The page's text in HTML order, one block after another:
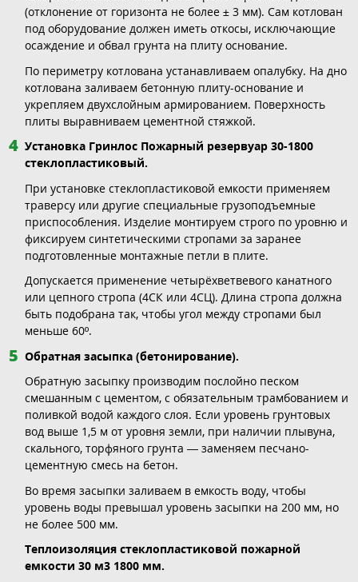
(отклонение от горизонта не более ± 3 мм). Сам котлован
под оборудование должен иметь откосы, исключающие
осаждение и обвал грунта на плиту основание.
По периметру котлована устанавливаем опалубку. На дно
котлована заливаем бетонную плиту-основание и
укрепляем двухслойным армированием. Поверхность
плиты выравниваем цементной стяжкой.
Установка Гринлос Пожарный резервуар 30-1800
стеклопластиковый.
При установке стеклопластиковой емкости применяем
траверсу или другие специальные грузоподъемные
приспособления. Изделие монтируем строго по уровню и
фиксируем синтетическими стропами за заранее
подготовленные монтажные петли в плите.
Допускается применение четырёхветвевого канатного
или цепного стропа (4СК или 4СЦ). Длина стропа должна
быть подобрана так, чтобы угол между стропами был
меньше 60º.
Обратная засыпка (бетонирование).
Обратную засыпку производим послойно песком
смешанным с цементом, с обязательным трамбованием и
поливкой водой каждого слоя. Если уровень грунтовых
вод выше 1,5 м от уровня земли, при наличии плывуна,
скального, торфяного грунта — заменяем песчано-
цементную смесь на бетон.
Во время засыпки заливаем в емкость воду, чтобы
уровень воды превышал уровень засыпки на 200 мм, но
не более 500 мм.
Теплоизоляция стеклопластиковой пожарной
емкости 30 м3 1800 мм.